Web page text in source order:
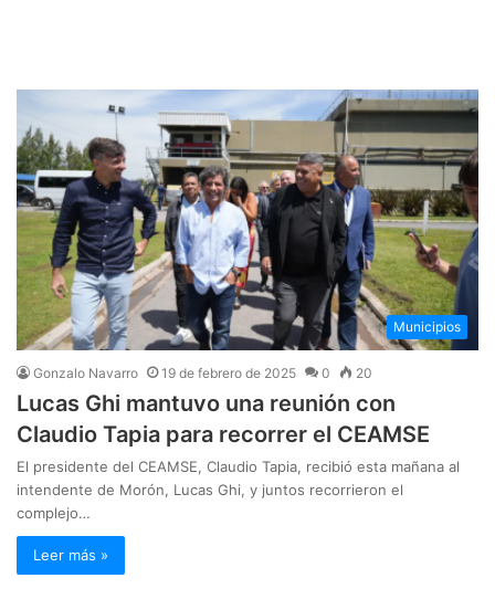
Municipios
Gonzalo Navarro 19 de febrero de 2025 0 20
Lucas Ghi mantuvo una reunión con
Claudio Tapia para recorrer el CEAMSE
El presidente del CEAMSE, Claudio Tapia, recibió esta mañana al
intendente de Morón, Lucas Ghi, y juntos recorrieron el
complejo…
Leer más »